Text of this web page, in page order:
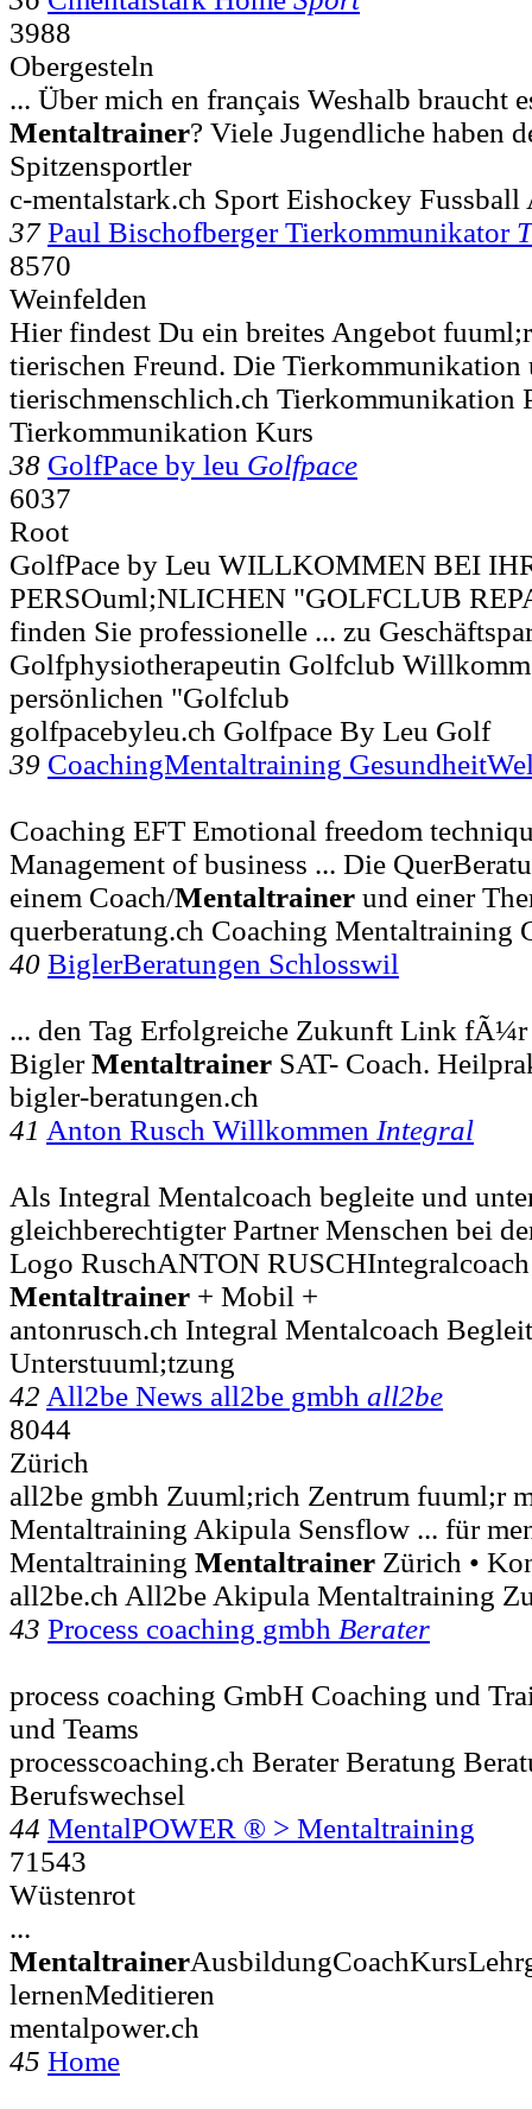
3988
Obergesteln
... Über mich en français Weshalb braucht
Mentaltrainer? Viele Jugendliche haben
Spitzensportler
c-mentalstark.ch Sport Eishockey Fussball
37 Paul Bischofberger Tierkommunikator
8570
Weinfelden
Hier findest Du ein breites Angebot
tierischen Freund. Die Tierkommunikation
tierischmenschlich.ch Tierkommunikation
Tierkommunikation Kurs
38 GolfPace by leu Golfpace
6037
Root
GolfPace by Leu WILLKOMMEN BEI
PERSOuml;NLICHEN "GOLFCLUB
finden Sie professionelle ... zu
Golfphysiotherapeutin Golfclub
persönlichen "Golfclub
golfpacebyleu.ch Golfpace By Leu Golf
39 CoachingMentaltraining
Coaching EFT Emotional freedom
Management of business ... Die
einem Coach/Mentaltrainer und einer
querberatung.ch Coaching Mentaltraining
40 BiglerBeratungen Schlosswil
... den Tag Erfolgreiche Zukunft Link
BiglerMentaltrainer SAT- Coach.
bigler-beratungen.ch
41 Anton Rusch Willkommen Integral
Als Integral Mentalcoach begleite und
gleichberechtigter Partner Menschen bei
Logo Rusch ​ ANTON
Mentaltrainer + Mobil +
antonrusch.ch Integral Mentalcoach
Unterstuuml;tzung
42 All2be News all2be gmbh all2be
8044
Zürich
all2be gmbh Zuuml;rich Zentrum fuuml;r
Mentaltraining Akipula Sensflow ... für
Mentaltraining Mentaltrainer Zürich •
all2be.ch All2be Akipula Mentaltraining
43 Process coaching gmbh Berater
process coaching GmbH Coaching und
und Teams
processcoaching.ch Berater Beratung
Berufswechsel
44 MentalPOWER ® > Mentaltraining
71543
Wüstenrot
...
Mentaltrainer
lernenMeditieren
mentalpower.ch
45 Home